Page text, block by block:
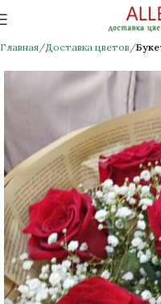
Главная Доставка цветов